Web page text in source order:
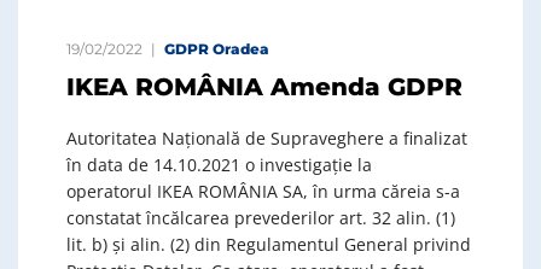
19/02/2022 GDPR Oradea
IKEA ROMÂNIA Amenda GDPR
Autoritatea Națională de Supraveghere a finalizat
în data de 14.10.2021 o investigație la
operatorul IKEA ROMÂNIA SA, în urma căreia s-a
constatat încălcarea prevederilor art. 32 alin. (1)
lit. b) și alin. (2) din Regulamentul General privind